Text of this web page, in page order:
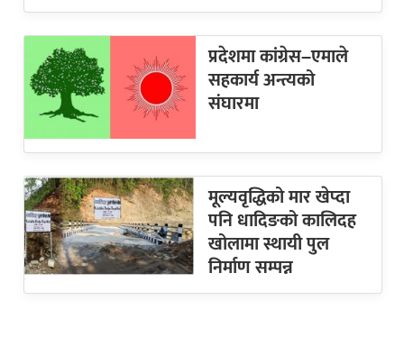
प्रदेशमा कांग्रेस–एमाले
सहकार्य अन्त्यको
संघारमा
मूल्यवृद्धिको मार खेप्दा
पनि धादिङको कालिदह
खोलामा स्थायी पुल
निर्माण सम्पन्न